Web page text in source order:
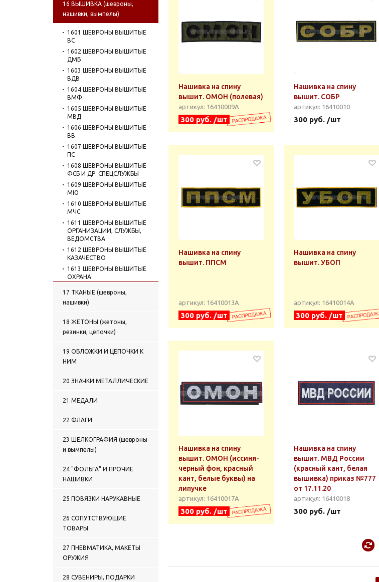
16 ВЫШИВКА (шевроны,
нашивки, вымпелы)
1601 ШЕВРОНЫ ВЫШИТЫЕ
ВС
1602 ШЕВРОНЫ ВЫШИТЫЕ
ДМБ
1603 ШЕВРОНЫ ВЫШИТЫЕ
ВДВ
1604 ШЕВРОНЫ ВЫШИТЫЕ
ВМФ
1605 ШЕВРОНЫ ВЫШИТЫЕ
МВД
1606 ШЕВРОНЫ ВЫШИТЫЕ
ВВ
1607 ШЕВРОНЫ ВЫШИТЫЕ
ПС
1608 ШЕВРОНЫ ВЫШИТЫЕ
ФСБ И ДР. СПЕЦСЛУЖБЫ
1609 ШЕВРОНЫ ВЫШИТЫЕ
МЮ
1610 ШЕВРОНЫ ВЫШИТЫЕ
МЧС
1611 ШЕВРОНЫ ВЫШИТЫЕ
ОРГАНИЗАЦИИ, СЛУЖБЫ,
ВЕДОМСТВА
1612 ШЕВРОНЫ ВЫШИТЫЕ
КАЗАЧЕСТВО
1613 ШЕВРОНЫ ВЫШИТЫЕ
ОХРАНА
УЧЕБНЫЕ ЗАВЕДЕНИЯ
1615 КУРСОВКИ ВЫШИТЫЕ
1616 ШЕВРОНЫ ВЫШИТЫЕ
ПРОЧИЕ
1617 ШЕВРОНЫ ВЫШИТЫЕ
1618 НАШИВКИ НА ГРУДЬ
ВЫШИТЫЕ ГРУППЫ КРОВИ
ВЫШИТЫЕ ВС
ВЫШИТЫЕ ПС
ВЫШИТЫЕ ВМФ
ВЫШИТЫЕ МВД
1623 НАШИВКИ НА ГРУДЬ
1624 НАШИВКИ НА ГРУДЬ
ВЫШИТЫЕ МЮ
ВЫШИТЫЕ МЧС
ВЫШИТЫЕ ОРГАНИЗАЦИИ,
ПРОЧИЕ
ВЫШИТЫЕ КАЗАЧЕСТВО
1628 НАШИВКИ НА ГРУДЬ
17 ТКАНЫЕ (шевроны,
нашивки)
18 ЖЕТОНЫ (жетоны,
резинки, цепочки)
19 ОБЛОЖКИ И ЦЕПОЧКИ К
НИМ
20 ЗНАЧКИ МЕТАЛЛИЧЕСКИЕ
21 МЕДАЛИ
22 ФЛАГИ
23 ШЕЛКОГРАФИЯ (шевроны
и вымпелы)
24 "ФОЛЬГА" И ПРОЧИЕ
НАШИВКИ
25 ПОВЯЗКИ НАРУКАВНЫЕ
26 СОПУТСТВУЮЩИЕ
ТОВАРЫ
27 ПНЕВМАТИКА, МАКЕТЫ
ОРУЖИЯ
28 СУВЕНИРЫ, ПОДАРКИ
Нашивка на спину
вышит. ОМОН (полевая)
артикул: 16410009А
300 руб. /шт
Нашивка на спину
вышит. СОБР
артикул: 16410010
300 руб. /шт
Нашивка на спину
вышит. ППСМ
артикул: 16410013А
300 руб. /шт
Нашивка на спину
вышит. УБОП
артикул: 16410014А
300 руб. /шт
Нашивка на спину
вышит. ОМОН (иссиня-
черный фон, красный
кант, белые буквы) на
липучке
артикул: 16410017А
300 руб. /шт
Нашивка на спину
вышит. МВД России
(красный кант, белая
вышивка) приказ №777
от 17.11.20
артикул: 16410018
300 руб. /шт